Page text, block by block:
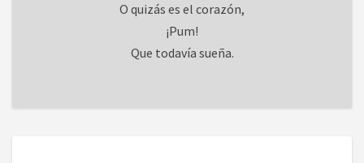
O quizás es el corazón,
¡Pum!
Que todavía sueña.